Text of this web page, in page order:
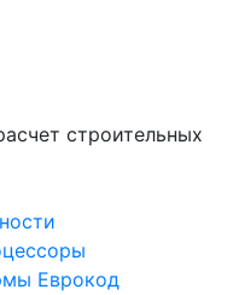
строительных
Еврокод